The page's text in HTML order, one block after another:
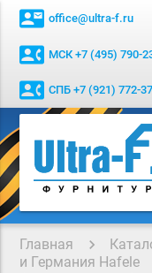
contact_mail office@ultra-f.ru
contact_phone МСК +7 (495) 790-
contact_phone СПБ +7 (921) 772-
Главная
и Германия Hafele